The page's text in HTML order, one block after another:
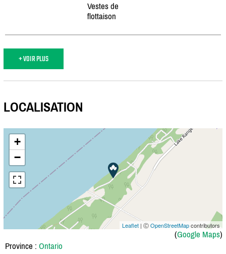
Vestes de
flottaison
+ VOIR PLUS
LOCALISATION
+
−
Leaflet | ⒸOpenStreetMapcontributors
(Google Maps)
Province : Ontario